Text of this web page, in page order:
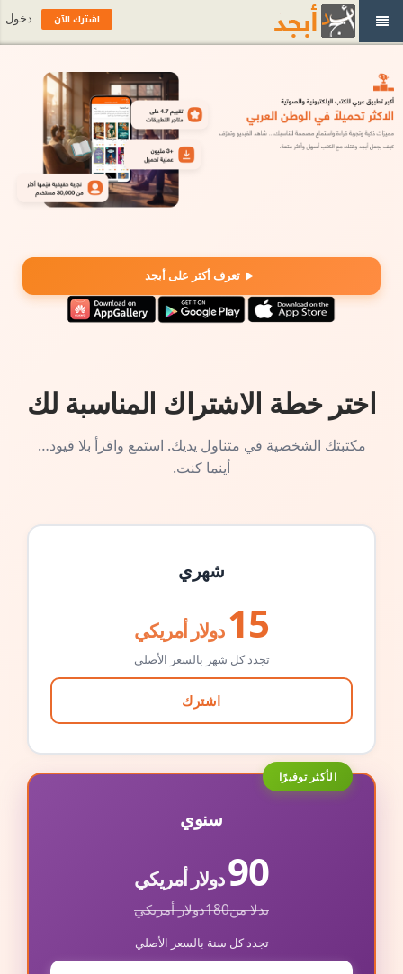
تعرف أكثر على أبجد
اختر خطة الاشتراك المناسبة لك
مكتبتك الشخصية في متناول يديك. استمع واقرأ بلا قيود…
أينما كنت.
شهري
15 دولار أمريكي
تجدد كل شهر بالسعر الأصلي
اشترك
الأكثر توفيرًا
سنوي
90دولار أمريكي
بدلا من180دولار أمريكي
تجدد كل سنة بالسعر الأصلي
اشترك الآن دخول